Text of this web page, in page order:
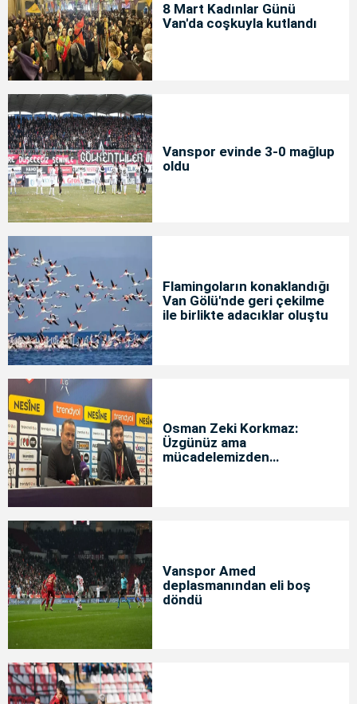
8 Mart Kadınlar Günü
Van'da coşkuyla kutlandı
Vanspor evinde 3-0 mağlup
oldu
Flamingoların konaklandığı
Van Gölü'nde geri çekilme
ile birlikte adacıklar oluştu
Osman Zeki Korkmaz:
Üzgünüz ama
mücadelemizden
Vanspor Amed
deplasmanından eli boş
döndü